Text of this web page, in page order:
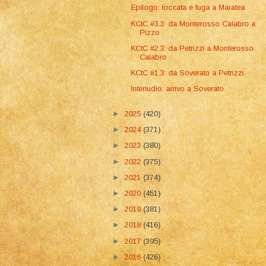
Epilogo: toccata e fuga a Maratea
KCtC #3.3: da Monterosso Calabro a
Pizzo
KCtC #2.3: da Petrizzi a Monterosso
Calabro
KCtC #1.3: da Soverato a Petrizzi
Interludio: arrivo a Soverato
► 2025 (420)
► 2024(371)
► 2023(380)
►2022 (375)
►2021 (374)
►2020(451)
►2019(381)
►2018 (416)
►2017(395)
►2016(426)